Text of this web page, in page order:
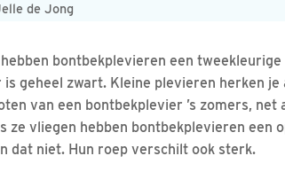
de Jong
bontbekplevieren een
is geheel zwart. Kleine plevieren herken
van een bontbekplevier ’s zomers,
ze vliegen hebben bontbekplevieren een
dat niet. Hun roep verschilt ook sterk.